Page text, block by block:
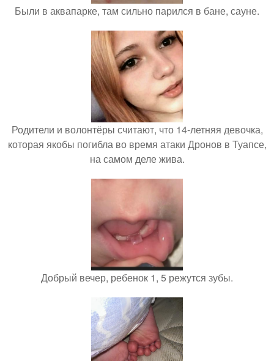
Были в аквапарке, там сильно парился в бане, сауне.
Родители и волонтёры считают, что 14-летняя девочка,
которая якобы погибла во время атаки Дронов в Туапсе,
на самом деле жива.
Добрый вечер, ребенок 1, 5 режутся зубы.